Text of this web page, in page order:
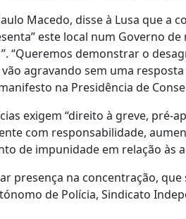
Macedo, disse à Lusa que
este local num Governo
“Queremos demonstrar o
agravando sem uma
na Presidência de
exigem “direito à greve,
com responsabilidade,
de impunidade em relação às
presença na concentração,
de Polícia, Sindicato